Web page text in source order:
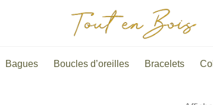
Bagues Boucles d’oreilles Bracelets